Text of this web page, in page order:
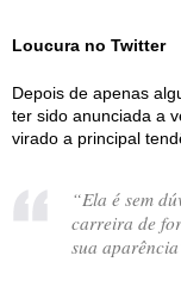
Loucura no Twitter
Depois de apenas
ter sido anunciada a
virado a principal
“Ela é sem
carreira de
sua aparência